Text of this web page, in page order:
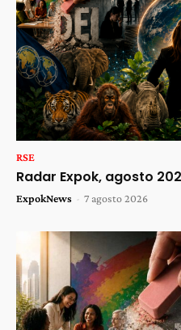
RSE
Radar Expok, agosto
ExpokNews - 7 agosto 2026